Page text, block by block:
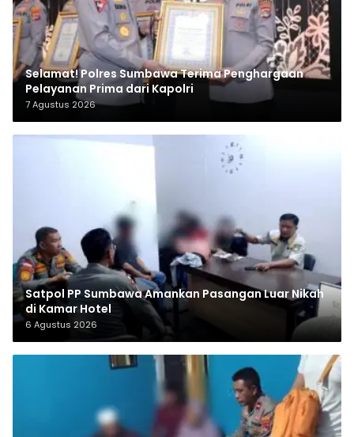
Selamat! Polres Sumbawa Terima Penghargaan
Pelayanan Prima dari Kapolri
7 Agustus 2026
Satpol PP Sumbawa Amankan Pasangan Luar Nikah
di Kamar Hotel
6 Agustus 2026